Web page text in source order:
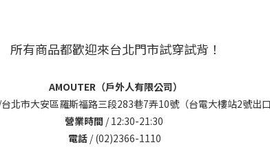
所有商品都歡迎來台北門市試穿試背！
AMOUTER（戶外人有限公司）
台北市大安區羅斯福路三段283巷7弄10號（台電大樓站2號出
營業時間 / 12:30-21:30
電話 / (02)2366-1110